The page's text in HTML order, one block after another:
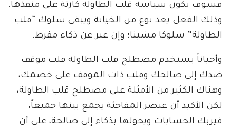
فسوف تكون سياسة قلب الطاولة كارثة على منفذها.
وذلك الفعل يعد نوع من الخيانة ويبقى سلوك “قلب
الطاولة” سلوكا مشينا؛ وإن عبر عن ذكاء مفرط.
وأحياناً يستخدم مصطلح قلب الطاولة قلب موقف
ضدك إلى صالحك وقلب ذات الموقف على خصمك،
وهناك الكثير من الأمثلة على مصطلح قلب الطاولة،
لكن الأكيد أن عنصر المفاجئة يجمع بينها جميعاً،
فيربك الحسابات ويحولها بذكاء إلى صالحة، على أن